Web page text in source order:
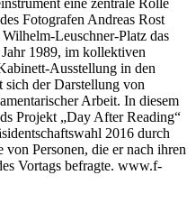
Fotografen Andreas Rost
Leuschner-Platz das
1989, im kollektiven
Ausstellung in den
der Darstellung von
Arbeit. In diesem
Projekt „Day After Reading“
2016 durch
Personen, die er nach ihren
Vortags befragte. www.f-